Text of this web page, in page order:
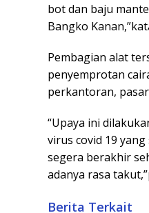
bot dan baju
Bangko
Pembagian alat
penyemprotan
perkantoran,
“Upaya ini
virus covid 19
segera berakhir
adanya rasa
Berita Terkait